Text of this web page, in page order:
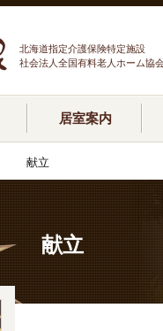
北海道指定介護保険特定施設
社会法人全国有料老人ホーム協
居室案内
献立
献立